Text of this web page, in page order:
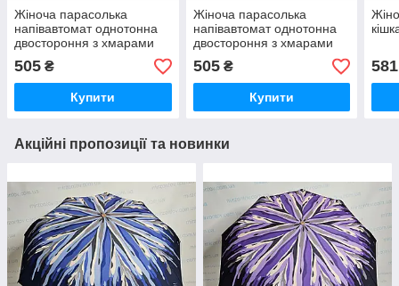
Жіноча парасолька
напівавтомат однотонна
двостороння з хмарами
505 ₴
Купити
Жіноча парасолька
напівавтомат однотонна
двостороння з хмарами
505₴
Купити
581
Акційні пропозиції та новинки